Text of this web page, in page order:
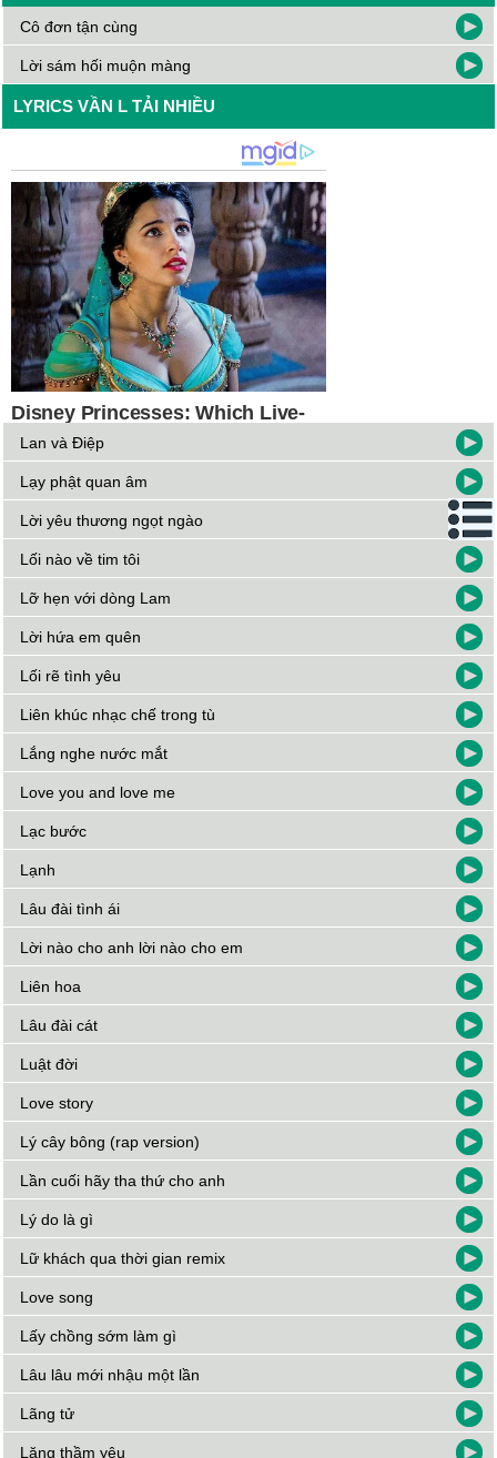
Cô đơn tận cùng
Lời sám hối muộn màng
LYRICS VẦN L TẢI NHIỀU
Lan và Điệp
Lạy phật quan âm
Lời yêu thương ngọt ngào
Lối nào về tim tôi
Lỡ hẹn với dòng Lam
Lời hứa em quên
Lối rẽ tình yêu
Liên khúc nhạc chế trong tù
Lắng nghe nước mắt
Love you and love me
Lạc bước
Lạnh
Lâu đài tình ái
Lời nào cho anh lời nào cho em
Liên hoa
Lâu đài cát
Luật đời
Love story
Lý cây bông (rap version)
Lần cuối hãy tha thứ cho anh
Lý do là gì
Lữ khách qua thời gian remix
Love song
Lấy chồng sớm làm gì
Lâu lâu mới nhậu một lần
Lãng tử
Lặng thầm yêu